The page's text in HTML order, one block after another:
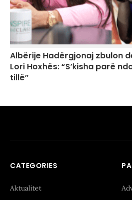
Albërije Hadërgjonaj zbulon
Lori Hoxhës: “S’kisha parë
tillë”
CATEGORIES
Aktualitet